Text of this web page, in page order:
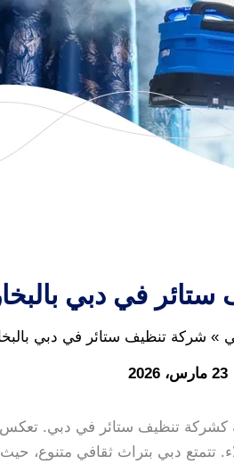
في دبي
شركة تنظيف ستائر في دبي
23 مارس، 2026
تنظيف ستائر في دبي. تعكس
دبي بتراث ثقافي متنوع، حيث